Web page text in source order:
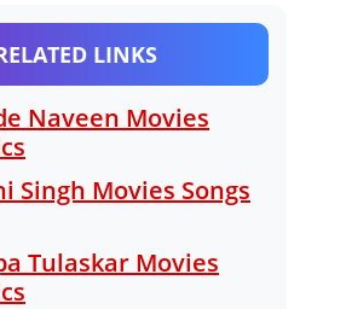
LINKS
Naveen Movies
Singh Movies Songs
Tulaskar Movies